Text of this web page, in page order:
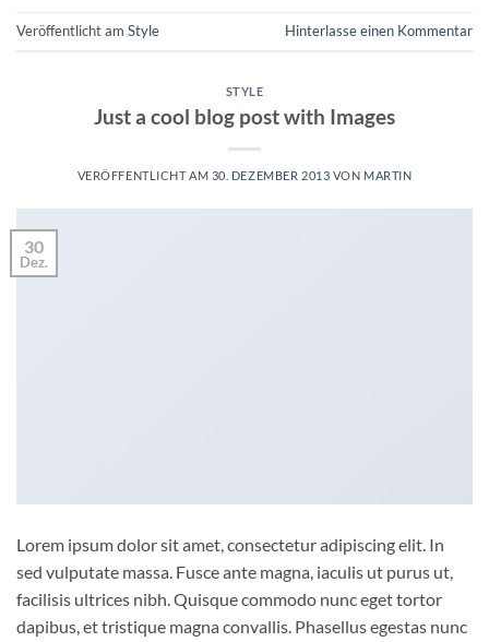
Veröffentlicht am Style Hinterlasse einen Kommentar
STYLE
Just a cool blog post with Images
VERÖFFENTLICHT AM 30. DEZEMBER 2013 VON MARTIN
30
Dez.
Lorem ipsum dolor sit amet, consectetur adipiscing elit. In
sed vulputate massa. Fusce ante magna, iaculis ut purus ut,
facilisis ultrices nibh. Quisque commodo nunc eget tortor
dapibus, et tristique magna convallis. Phasellus egestas nunc